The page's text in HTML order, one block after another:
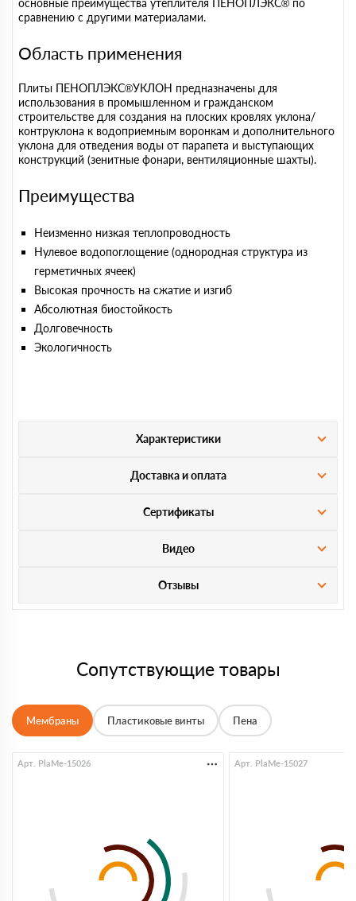
основные преимущества утеплителя ПЕНОПЛЭКС® по
сравнению с другими материалами.
Область применения
Плиты ПЕНОПЛЭКС®УКЛОН предназначены для
использования в промышленном и гражданском
строительстве для создания на плоских кровлях уклона/
контруклона к водоприемным воронкам и дополнительного
уклона для отведения воды от парапета и выступающих
конструкций (зенитные фонари, вентиляционные шахты).
Преимущества
Неизменно низкая теплопроводность
Нулевое водопоглощение (однородная структура из
герметичных ячеек)
Высокая прочность на сжатие и изгиб
Абсолютная биостойкость
Долговечность
Экологичность
Характеристики
Доставка и оплата
Сертификаты
Видео
Отзывы
Сопутствующие товары
Мембраны Пластиковые винты Пена
Арт. PlaMe-15026 Арт. PlaMe-15027